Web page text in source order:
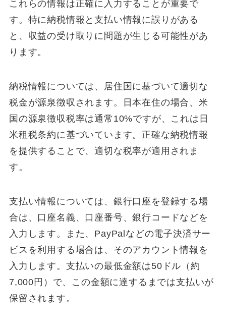
これらの情報は正確に入力することが重要で
す。特に納税情報と支払い情報に誤りがある
と、収益の受け取りに問題が生じる可能性があ
ります。
納税情報については、居住国に基づいて適切な
税金が源泉徴収されます。日本在住の場合、米
国の源泉徴収税率は通常10%ですが、これは日
米租税条約に基づいています。正確な納税情報
を提供することで、適切な税率が適用されま
す。
支払い情報については、銀行口座を登録する場
合は、口座名義、口座番号、銀行コードなどを
入力します。また、PayPalなどの電子決済サー
ビスを利用する場合は、そのアカウント情報を
入力します。支払いの最低金額は50ドル（約
7,000円）で、この金額に達するまでは支払いが
保留されます。